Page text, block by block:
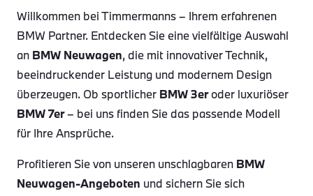
Willkommen bei Timmermanns – Ihrem erfahrenen
BMW Partner. Entdecken Sie eine vielfältige Auswahl
an BMW Neuwagen, die mit innovativer Technik,
beeindruckender Leistung und modernem Design
überzeugen. Ob sportlicher BMW 3eroder luxuriöser
BMW 7er– bei uns finden Sie das passende Modell
für Ihre Ansprüche.
Profitieren Sie von unseren unschlagbaren BMW
Neuwagen-Angeboten und sichern Sie sich